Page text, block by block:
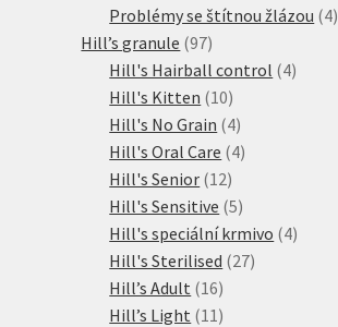
produkty
Problémy se štítnou žlázou 44
Hill’s granule 9797
produktů
Hill's Hairball control 44
Hill's Kitten 1010
produktů
Hill's No Grain 44
produkty
Hill's Oral Care 44
Hill's Senior 1212
produktů
Hill's Sensitive 55
produktů
Hill's speciální krmivo 44
Hill's Sterilised 2727
Hill’s Adult 1616
produktů
Hill’s Light 11 11